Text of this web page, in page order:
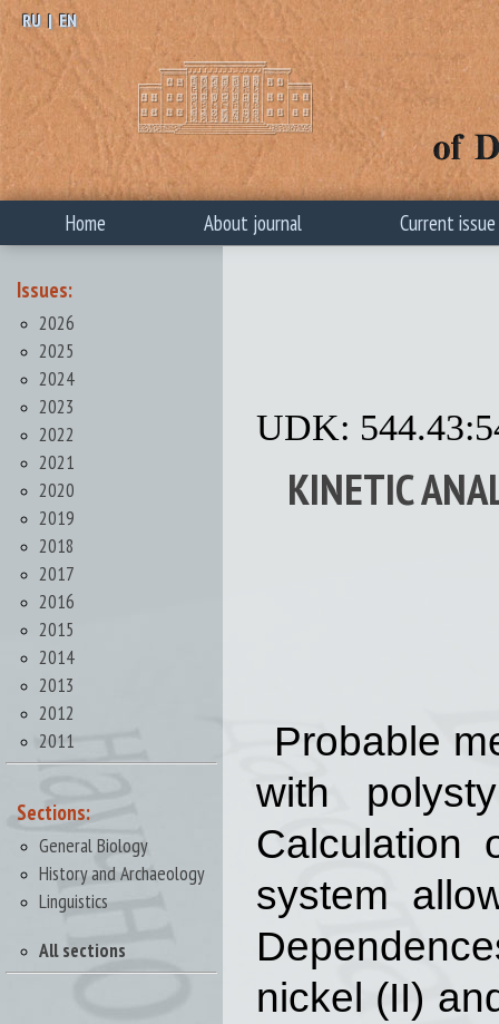
RU | EN
Home About journal Current issue
Issues:
2026
2025
2024
2023
2022
2021
2020
2019
2018
2017
2016
2015
2014
2013
2012
2011
Sections:
General Biology
History and Archaeology
Linguistics
All sections
UDK:
KINETIC
Probable
with
Calculation
system
nickel (II)